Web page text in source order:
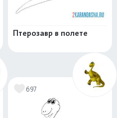
Птерозавр в полете
697